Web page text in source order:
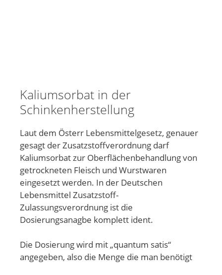
Kaliumsorbat in der
Schinkenherstellung
Laut dem Österr Lebensmittelgesetz, genauer
gesagt der Zusatzstoffverordnung darf
Kaliumsorbat zur Oberflächenbehandlung von
getrockneten Fleisch und Wurstwaren
eingesetzt werden. In der Deutschen
Lebensmittel Zusatzstoff-
Zulassungsverordnung ist die
Dosierungsanagbe komplett ident.
Die Dosierung wird mit „quantum satis“
angegeben, also die Menge die man benötigt